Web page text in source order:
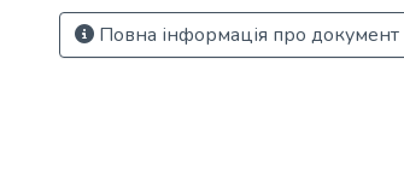
Повна інформація про документ